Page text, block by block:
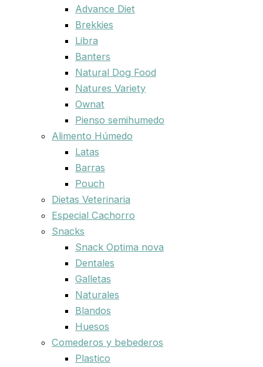
Advance Diet
Brekkies
Libra
Banters
Natural Dog Food
Natures Variety
Ownat
Pienso semihumedo
Alimento Húmedo
Latas
Barras
Pouch
Dietas Veterinaria
Especial Cachorro
Snacks
Snack Optima nova
Dentales
Galletas
Naturales
Blandos
Huesos
Comederos y bebederos
Plastico